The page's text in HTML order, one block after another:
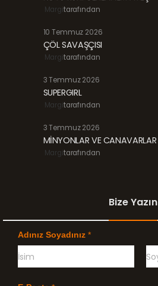
Margitarafından
10 Temmuz 2026
ÇÖL SAVAŞÇISI
Margitarafından
3 Temmuz 2026
SUPERGIRL
Margitarafından
3 Temmuz 2026
MİNYONLAR VE CANAVARLAR
Margitarafından
Bize Yazın
Adınız Soyadınız *